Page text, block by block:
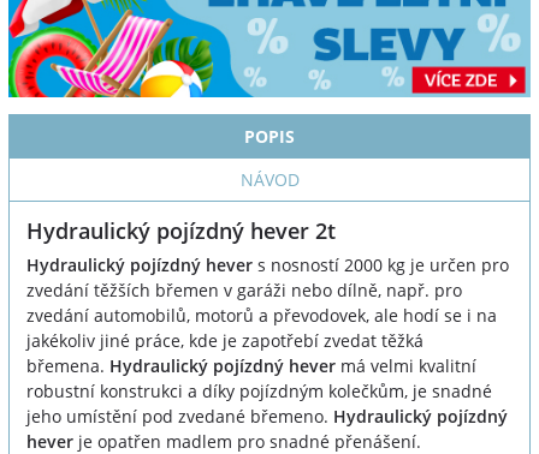
POPIS
NÁVOD
Hydraulický pojízdný hever 2t
Hydraulický pojízdný hever s nosností 2000 kg je určen pro
zvedání těžších břemen v garáži nebo dílně, např. pro
zvedání automobilů, motorů a převodovek, ale hodí se i na
jakékoliv jiné práce, kde je zapotřebí zvedat těžká
břemena. Hydraulický pojízdný hever má velmi kvalitní
robustní konstrukci a díky pojízdným kolečkům, je snadné
jeho umístění pod zvedané břemeno. Hydraulický pojízdný
hever je opatřen madlem pro snadné přenášení.